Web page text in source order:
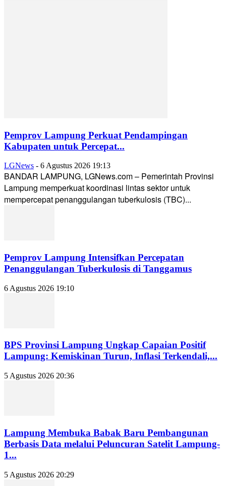
Pemprov Lampung Perkuat Pendampingan
Kabupaten untuk Percepat...
LGNews - 6 Agustus 2026 19:13
BANDAR LAMPUNG, LGNews.com – Pemerintah Provinsi
Lampung memperkuat koordinasi lintas sektor untuk
mempercepat penanggulangan tuberkulosis (TBC)...
Pemprov Lampung Intensifkan Percepatan
Penanggulangan Tuberkulosis di Tanggamus
6 Agustus 2026 19:10
BPS Provinsi Lampung Ungkap Capaian Positif
Lampung: Kemiskinan Turun, Inflasi Terkendali,...
5 Agustus 2026 20:36
Lampung Membuka Babak Baru Pembangunan
Berbasis Data melalui Peluncuran Satelit Lampung-
1...
5 Agustus 2026 20:29